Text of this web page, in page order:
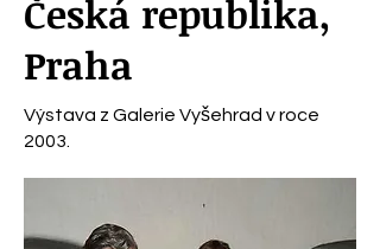
Česká republika,
Praha
Výstava z Galerie Vyšehrad v roce
2003.